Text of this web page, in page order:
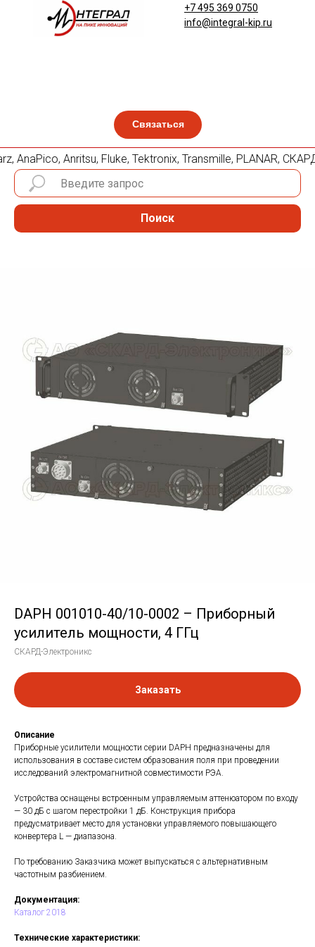
Связаться
+7 495 369 0750
info@integral-kip.ru
Anritsu, Fluke, Tektronix, Transmille, PLANAR,
Поиск
DAPH 001010-40/10-0002 – Приборный
усилитель мощности, 4 ГГц
СКАРД-Электроникс
Заказать
Описание
Приборные усилители мощности серии DAPH предназначены для
использования в составе систем образования поля при проведении
исследований электромагнитной совместимости РЭА.
Устройства оснащены встроенным управляемым аттенюатором по входу
— 30 дБ с шагом перестройки 1 дБ. Конструкция прибора
предусматривает место для установки управляемого повышающего
конвертера L — диапазона.
По требованию Заказчика может выпускаться с альтернативным
частотным разбиением.
Документация:
Каталог 2018
Технические характеристики: